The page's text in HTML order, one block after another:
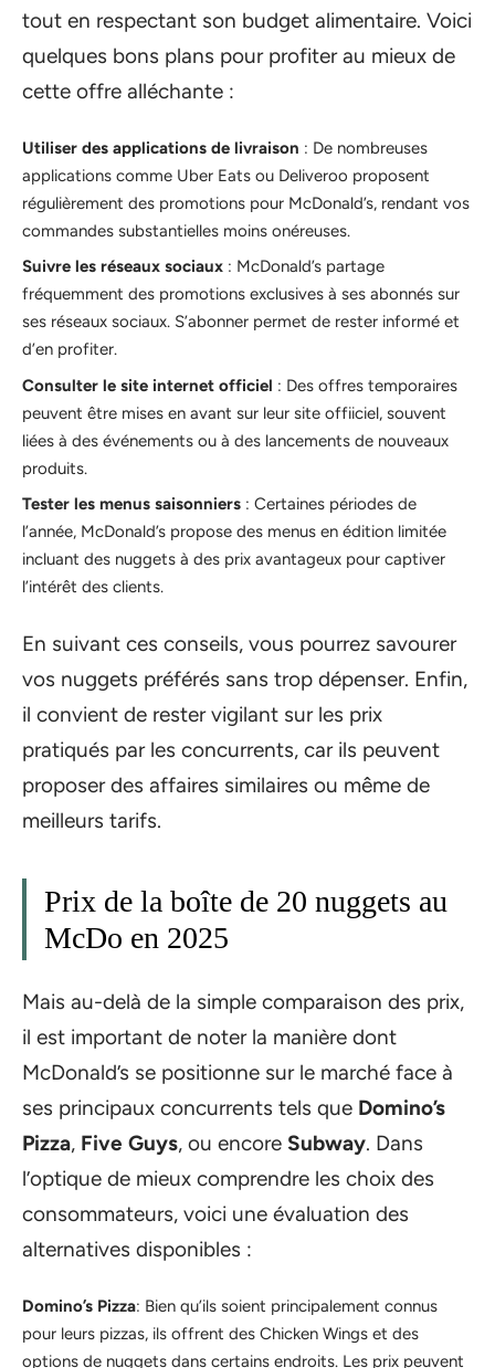
tout en respectant son budget alimentaire. Voici
quelques bons plans pour profiter au mieux de
cette offre alléchante :
Utiliser des applications de livraison : De nombreuses
applications comme Uber Eats ou Deliveroo proposent
régulièrement des promotions pour McDonald’s, rendant vos
commandes substantielles moins onéreuses.
Suivre les réseaux sociaux : McDonald’s partage
fréquemment des promotions exclusives à ses abonnés sur
ses réseaux sociaux. S’abonner permet de rester informé et
d’en profiter.
Consulter le site internet officiel : Des offres temporaires
peuvent être mises en avant sur leur site offiiciel, souvent
liées à des événements ou à des lancements de nouveaux
produits.
Tester les menus saisonniers : Certaines périodes de
l’année, McDonald’s propose des menus en édition limitée
incluant des nuggets à des prix avantageux pour captiver
l’intérêt des clients.
En suivant ces conseils, vous pourrez savourer
vos nuggets préférés sans trop dépenser. Enfin,
il convient de rester vigilant sur les prix
pratiqués par les concurrents, car ils peuvent
proposer des affaires similaires ou même de
meilleurs tarifs.
Prix de la boîte de 20 nuggets au
McDo en 2025
Mais au-delà de la simple comparaison des prix,
il est important de noter la manière dont
McDonald’s se positionne sur le marché face à
ses principaux concurrents tels que Domino’s
Pizza, Five Guys, ou encore Subway. Dans
l’optique de mieux comprendre les choix des
consommateurs, voici une évaluation des
alternatives disponibles :
Domino’s Pizza: Bien qu’ils soient principalement connus
pour leurs pizzas, ils offrent des Chicken Wings et des
options de nuggets dans certains endroits. Les prix peuvent